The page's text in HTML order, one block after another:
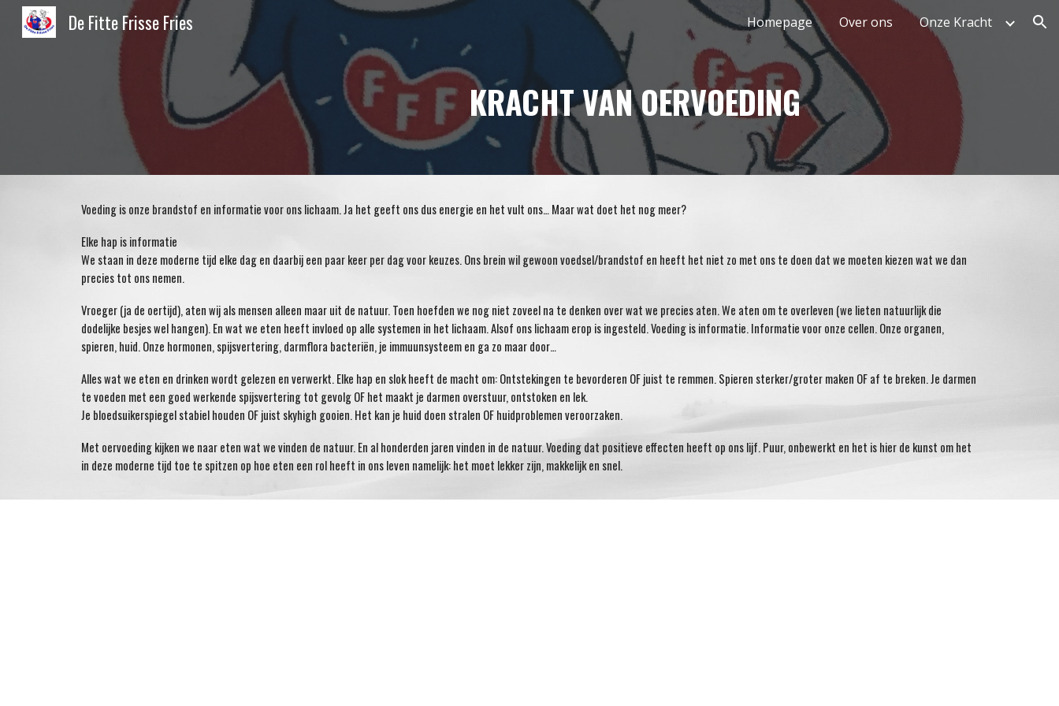
Skip to navigation
De Fitte Frisse Fries Homepage Over ons Onze Kracht
KRACHT VAN OERVOEDING
Voeding is onze brandstof en informatie voor ons lichaam. Ja het geeft ons dus energie en het vult ons… Maar wat doet het nog meer?
Elke hap is informatie
We staan in deze moderne tijd elke dag en daarbij een paar keer per dag voor keuzes. Ons brein wil gewoon voedsel/brandstof en heeft het niet zo met ons te doen dat we moeten kiezen wat we dan
precies tot ons nemen.
Vroeger (ja de oertijd), aten wij als mensen alleen maar uit de natuur. Toen hoefden we nog niet zoveel na te denken over wat we precies aten. We aten om te overleven (we lieten natuurlijk die
dodelijke besjes wel hangen). En wat we eten heeft invloed op alle systemen in het lichaam. Alsof ons lichaam erop is ingesteld. Voeding is informatie. Informatie voor onze cellen. Onze organen,
spieren, huid. Onze hormonen, spijsvertering, darmflora bacteriën, je immuunsysteem en ga zo maar door…
Alles wat we eten en drinken wordt gelezen en verwerkt. Elke hap en slok heeft de macht om: Ontstekingen te bevorderen OF juist te remmen. Spieren sterker/groter maken OF af te breken. Je darmen
te voeden met een goed werkende spijsvertering tot gevolg OF het maakt je darmen overstuur, ontstoken en lek.
Je bloedsuikerspiegel stabiel houden OF juist skyhigh gooien. Het kan je huid doen stralen OF huidproblemen veroorzaken.
Met oervoeding kijken we naar eten wat we vinden de natuur. En al honderden jaren vinden in de natuur. Voeding dat positieve effecten heeft op ons lijf. Puur, onbewerkt en het is hier de kunst om het
in deze moderne tijd toe te spitzen op hoe eten een rol heeft in ons leven namelijk: het moet lekker zijn, makkelijk en snel.